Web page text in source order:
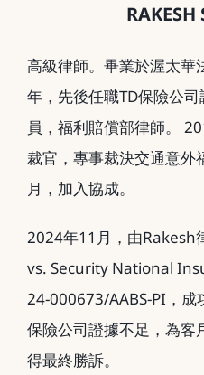
高級律師。畢業於渥太
年，先後任職TD保險公
員，福利賠償部律師。
裁官，專事裁決交通意
月，加入協成。
2024年11月，由
vs. Security National
24-000673/AABS-PI，
保險公司證據不足，為客
得最終勝訴。